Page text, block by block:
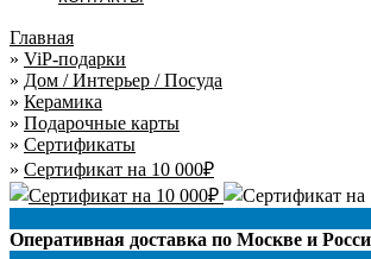
Главная
» ViP-подарки
» Дом / Интерьер / Посуда
» Керамика
» Подарочные карты
» Сертификаты
» Сертификат на 10 000₽
Оперативная доставка по Москве и